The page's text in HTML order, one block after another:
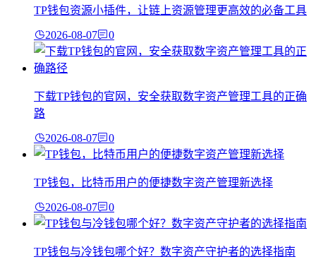
TP钱包资源小插件，让链上资源管理更高效的必备工具
2026-08-07 0
下载TP钱包的官网，安全获取数字资产管理工具的正确
路
2026-08-07 0
TP钱包，比特币用户的便捷数字资产管理新选择
2026-08-07 0
TP钱包与冷钱包哪个好？数字资产守护者的选择指南